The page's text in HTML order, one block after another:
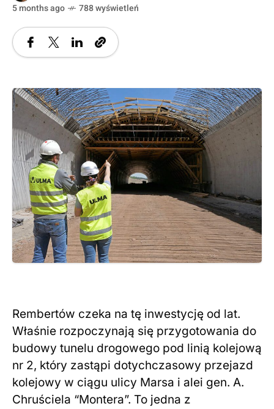
5 months ago
788 wyświetleń
Rembertów czeka na tę inwestycję od lat.
Właśnie rozpoczynają się przygotowania do
budowy tunelu drogowego pod linią kolejową
nr 2, który zastąpi dotychczasowy przejazd
kolejowy w ciągu ulicy Marsa i alei gen. A.
Chruściela “Montera”. To jedna z